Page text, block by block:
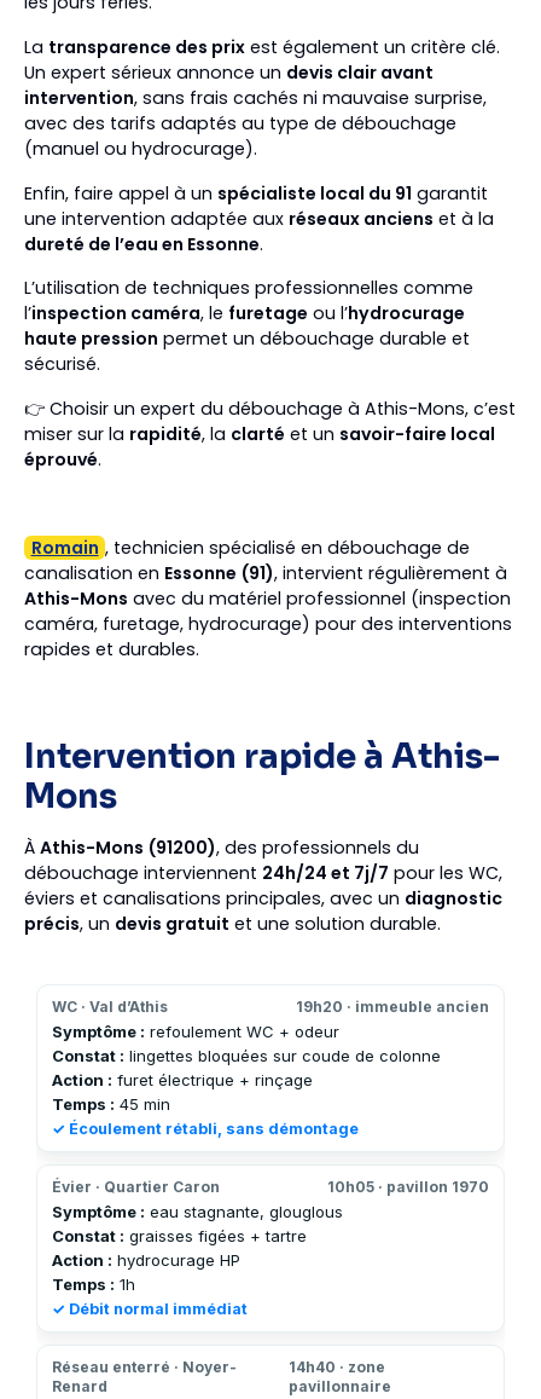
La transparence des prixest également un critère clé.
Un expert sérieux annonce un devis clair avant
intervention, sans frais cachés ni mauvaise surprise,
avec des tarifs adaptés au type de débouchage
(manuel ou hydrocurage).
Enfin, faire appel à un spécialiste local du 91 garantit
une intervention adaptée aux réseaux anciens et à la
dureté de l’eau en Essonne.
L’utilisation de techniques professionnelles comme
l’inspection caméra, le furetage ou l’hydrocurage
haute pression permet un débouchage durable et
sécurisé.
👉 Choisir un expert du débouchage à Athis-Mons, c’est
miser sur la rapidité, la clarté et un savoir-faire local
éprouvé.
Romain , technicien spécialisé en débouchage de
canalisation en Essonne (91), intervient régulièrement à
Athis-Mons avec du matériel professionnel (inspection
caméra, furetage, hydrocurage) pour des interventions
rapides et durables.
Intervention rapide à Athis-
Mons
À Athis-Mons (91200), des professionnels du
débouchage interviennent 24h/24 et 7j/7 pour les WC,
éviers et canalisations principales, avec un diagnostic
précis, un devis gratuit et une solution durable.
WC · Val d’Athis 19h20 · immeuble ancien
Symptôme : refoulement WC + odeur
Constat : lingettes bloquées sur coude de colonne
Action : furet électrique + rinçage
Temps : 45 min
✓ Écoulement rétabli, sans démontage
Évier · Quartier Caron 10h05 · pavillon 1970
Symptôme : eau stagnante, glouglous
Constat : graisses figées + tartre
Action : hydrocurage HP
Temps : 1h
✓ Débit normal immédiat
Réseau enterré · Noyer-
Renard
14h40 · zone
pavillonnaire